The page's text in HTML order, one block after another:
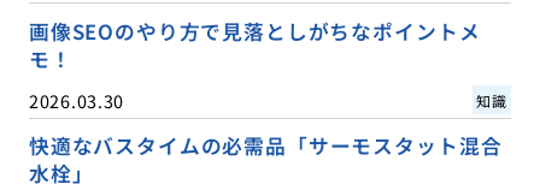
画像SEOのやり方で見落としがちなポイントメ
モ！
2026.03.30 知識
快適なバスタイムの必需品「サーモスタット混合
水栓」